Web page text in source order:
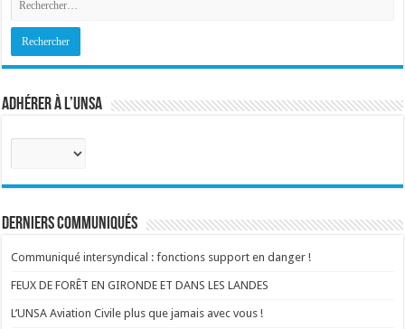
Adhérer à l’UNSA
Sélectionnez
corps
:
Derniers communiqués
Communiqué intersyndical : fonctions support en danger !
FEUX DE FORÊT EN GIRONDE ET DANS LES LANDES
L’UNSA Aviation Civile plus que jamais avec vous !